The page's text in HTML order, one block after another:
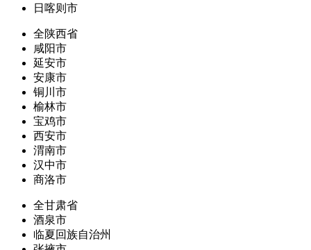
日喀则市
全陕西省
咸阳市
延安市
安康市
铜川市
榆林市
宝鸡市
西安市
渭南市
汉中市
商洛市
全甘肃省
酒泉市
临夏回族自治州